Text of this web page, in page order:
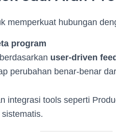
memperkuat hubungan
program
user-driven
perubahan benar-benar
integrasi tools seperti